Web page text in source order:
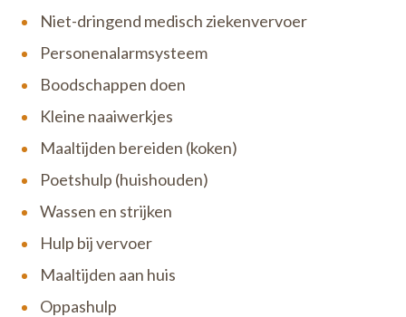
Niet-dringend medisch ziekenvervoer
Personenalarmsysteem
Boodschappen doen
Kleine naaiwerkjes
Maaltijden bereiden (koken)
Poetshulp (huishouden)
Wassen en strijken
Hulp bij vervoer
Maaltijden aan huis
Oppashulp